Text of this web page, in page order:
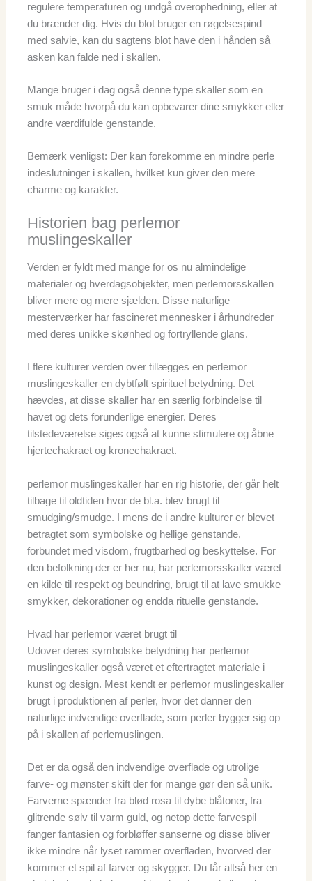
regulere temperaturen og undgå overophedning, eller at
du brænder dig. Hvis du blot bruger en røgelsespind
med salvie, kan du sagtens blot have den i hånden så
asken kan falde ned i skallen.
Mange bruger i dag også denne type skaller som en
smuk måde hvorpå du kan opbevarer dine smykker eller
andre værdifulde genstande.
Bemærk venligst: Der kan forekomme en mindre perle
indeslutninger i skallen, hvilket kun giver den mere
charme og karakter.
Historien bag perlemor
muslingeskaller
Verden er fyldt med mange for os nu almindelige
materialer og hverdagsobjekter, men perlemorsskallen
bliver mere og mere sjælden. Disse naturlige
mesterværker har fascineret mennesker i århundreder
med deres unikke skønhed og fortryllende glans.
I flere kulturer verden over tillægges en perlemor
muslingeskaller en dybtfølt spirituel betydning. Det
hævdes, at disse skaller har en særlig forbindelse til
havet og dets forunderlige energier. Deres
tilstedeværelse siges også at kunne stimulere og åbne
hjertechakraet og kronechakraet.
perlemor muslingeskaller har en rig historie, der går helt
tilbage til oldtiden hvor de bl.a. blev brugt til
smudging/smudge. I mens de i andre kulturer er blevet
betragtet som symbolske og hellige genstande,
forbundet med visdom, frugtbarhed og beskyttelse. For
den befolkning der er her nu, har perlemorsskaller været
en kilde til respekt og beundring, brugt til at lave smukke
smykker, dekorationer og endda rituelle genstande.
Hvad har perlemor været brugt til
Udover deres symbolske betydning har perlemor
muslingeskaller også været et eftertragtet materiale i
kunst og design. Mest kendt er perlemor muslingeskaller
brugt i produktionen af perler, hvor det danner den
naturlige indvendige overflade, som perler bygger sig op
på i skallen af perlemuslingen.
Det er da også den indvendige overflade og utrolige
farve- og mønster skift der for mange gør den så unik.
Farverne spænder fra blød rosa til dybe blåtoner, fra
glitrende sølv til varm guld, og netop dette farvespil
fanger fantasien og forbløffer sanserne og disse bliver
ikke mindre når lyset rammer overfladen, hvorved der
kommer et spil af farver og skygger. Du får altså her en